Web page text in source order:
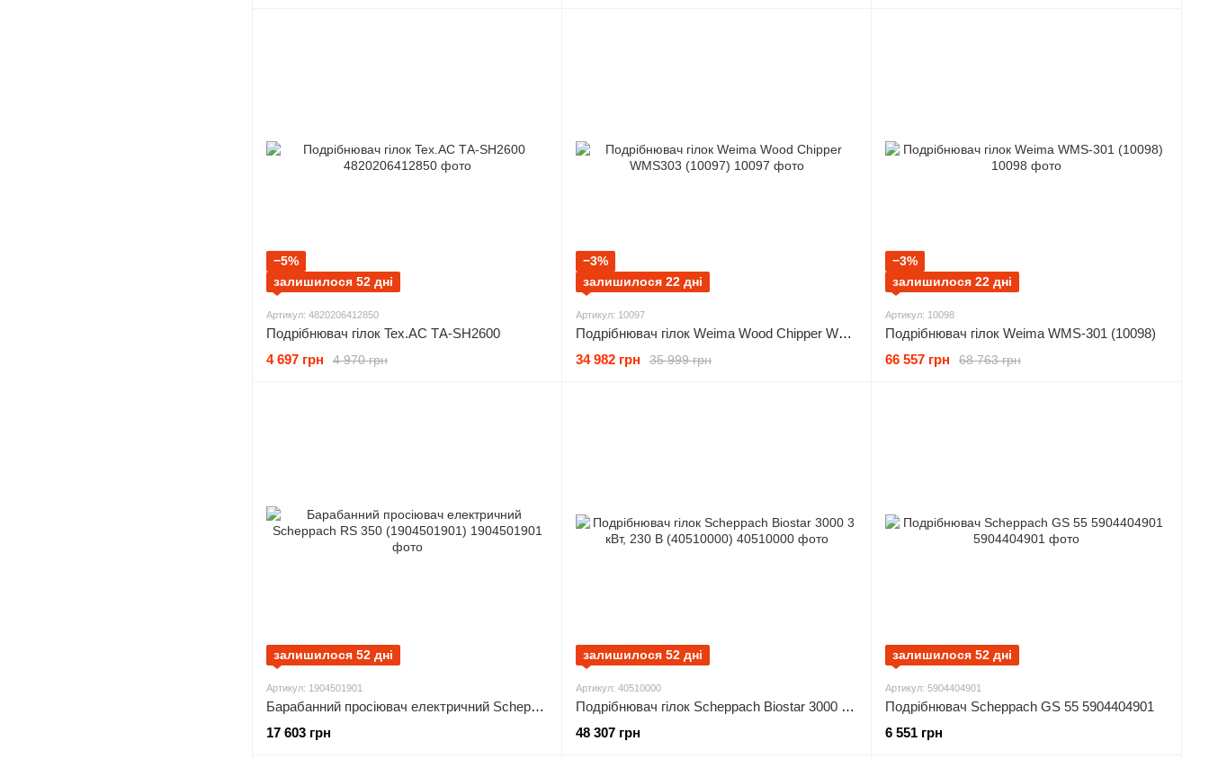
−5%
залишилося 52 дні
Артикул: 4820206412850
Подрібнювач гілок Tex.AC ТА-SH2600
4 970 грн
4 697 грн
−3%
залишилося 22 дні
Артикул: 10097
Подрібнювач гілок Weima Wood Chipper WMS303 (10097)
35 999 грн
34 982 грн
−3%
залишилося 22 дні
Артикул: 10098
Подрібнювач гілок Weima WMS-301 (10098)
68 763 грн
66 557 грн
залишилося 52 дні
Артикул: 1904501901
Барабанний просіювач електричний Scheppach RS 350 (1904501901)
17 603 грн
залишилося 52 дні
Артикул: 40510000
Подрібнювач гілок Scheppach Biostar 3000 3 кВт, 230 В (40510000)
48 307 грн
залишилося 52 дні
Артикул: 5904404901
Подрібнювач Scheppach GS 55 5904404901
6 551 грн